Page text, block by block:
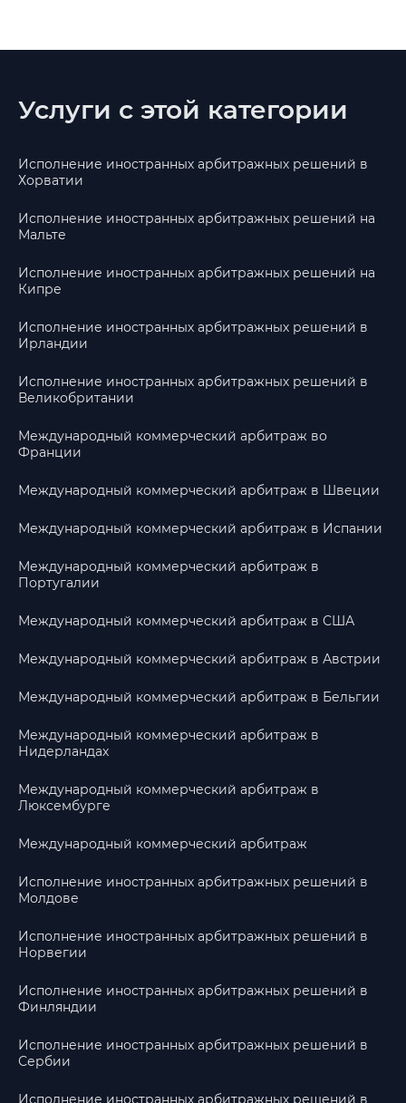
Услуги с этой категории
Исполнение иностранных арбитражных решений в
Хорватии
Исполнение иностранных арбитражных решений на
Мальте
Исполнение иностранных арбитражных решений на
Кипре
Исполнение иностранных арбитражных решений в
Ирландии
Исполнение иностранных арбитражных решений в
Великобритании
Международный коммерческий арбитраж во
Франции
Международный коммерческий арбитраж в Швеции
Международный коммерческий арбитраж в Испании
Международный коммерческий арбитраж в
Португалии
Международный коммерческий арбитраж в США
Международный коммерческий арбитраж в Австрии
Международный коммерческий арбитраж в Бельгии
Международный коммерческий арбитраж в
Нидерландах
Международный коммерческий арбитраж в
Люксембурге
Международный коммерческий арбитраж
Исполнение иностранных арбитражных решений в
Молдове
Исполнение иностранных арбитражных решений в
Норвегии
Исполнение иностранных арбитражных решений в
Финляндии
Исполнение иностранных арбитражных решений в
Сербии
Исполнение иностранных арбитражных решений в